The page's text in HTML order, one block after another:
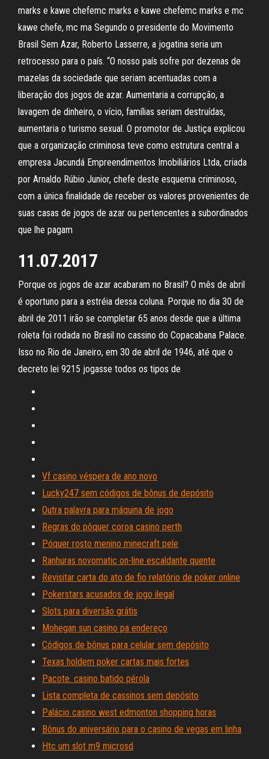
marks e kawe chefemc marks e kawe chefemc marks e mc
kawe chefe, mc ma Segundo o presidente do Movimento
Brasil Sem Azar, Roberto Lasserre, a jogatina seria um
retrocesso para o país. “O nosso país sofre por dezenas de
mazelas da sociedade que seriam acentuadas com a
liberação dos jogos de azar. Aumentaria a corrupção, a
lavagem de dinheiro, o vício, famílias seriam destruídas,
aumentaria o turismo sexual. O promotor de Justiça explicou
que a organização criminosa teve como estrutura central a
empresa Jacundá Empreendimentos Imobiliários Ltda, criada
por Arnaldo Rúbio Junior, chefe deste esquema criminoso,
com a única finalidade de receber os valores provenientes de
suas casas de jogos de azar ou pertencentes a subordinados
que lhe pagam
11.07.2017
Porque os jogos de azar acabaram no Brasil? O mês de abril
é oportuno para a estréia dessa coluna. Porque no dia 30 de
abril de 2011 irão se completar 65 anos desde que a última
roleta foi rodada no Brasil no cassino do Copacabana Palace.
Isso no Rio de Janeiro, em 30 de abril de 1946, até que o
decreto lei 9215 jogasse todos os tipos de
Vf casino véspera de ano novo
Lucky247 sem códigos de bônus de depósito
Outra palavra para máquina de jogo
Regras do pôquer coroa casino perth
Póquer rosto menino minecraft pele
Ranhuras novomatic on-line escaldante quente
Revisitar carta do ato de fio relatório de poker online
Pokerstars acusados ​​de jogo ilegal
Slots para diversão grátis
Mohegan sun casino pa endereço
Códigos de bônus para celular sem depósito
Texas holdem poker cartas mais fortes
Pacote. casino batido pérola
Lista completa de cassinos sem depósito
Palácio casino west edmonton shopping horas
Bônus do aniversário para o casino de vegas em linha
Htc um slot m9 microsd